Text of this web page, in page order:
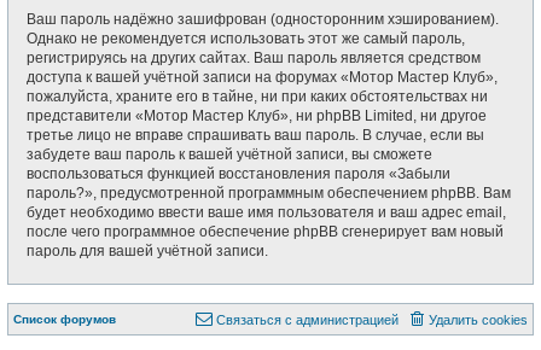
Ваш пароль надёжно зашифрован (односторонним хэшированием).
Однако не рекомендуется использовать этот же самый пароль,
регистрируясь на других сайтах. Ваш пароль является средством
доступа к вашей учётной записи на форумах «Мотор Мастер Клуб»,
пожалуйста, храните его в тайне, ни при каких обстоятельствах ни
представители «Мотор Мастер Клуб», ни phpBB Limited, ни другое
третье лицо не вправе спрашивать ваш пароль. В случае, если вы
забудете ваш пароль к вашей учётной записи, вы сможете
воспользоваться функцией восстановления пароля «Забыли
пароль?», предусмотренной программным обеспечением phpBB. Вам
будет необходимо ввести ваше имя пользователя и ваш адрес email,
после чего программное обеспечение phpBB сгенерирует вам новый
пароль для вашей учётной записи.
Список форумов Удалить cookies
Связаться с администрацией